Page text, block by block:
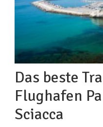
Das beste
Flughafen
Sciacca